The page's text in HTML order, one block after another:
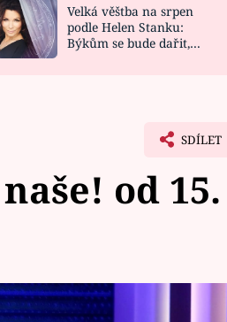
Velká věštba na srpen
podle Helen Stanku:
Býkům se bude dařit,
SDÍLET
od 15.